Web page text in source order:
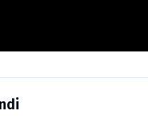
in hindi